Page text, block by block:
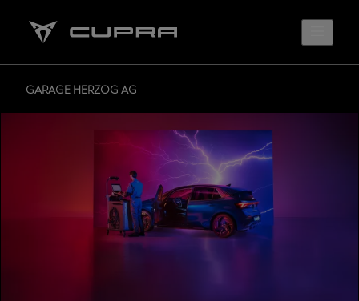
GARAGE HERZOG AG